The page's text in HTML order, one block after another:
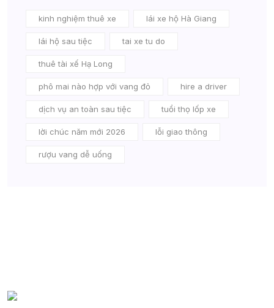
kinh nghiệm thuê xe lái xe hộ Hà Giang
lái hộ sau tiệc tai xe tu do
thuê tài xế Hạ Long
phô mai nào hợp với vang đỏ hire a driver
dịch vụ an toàn sau tiệc tuổi thọ lốp xe
lời chúc năm mới 2026 lỗi giao thông
rượu vang dễ uống